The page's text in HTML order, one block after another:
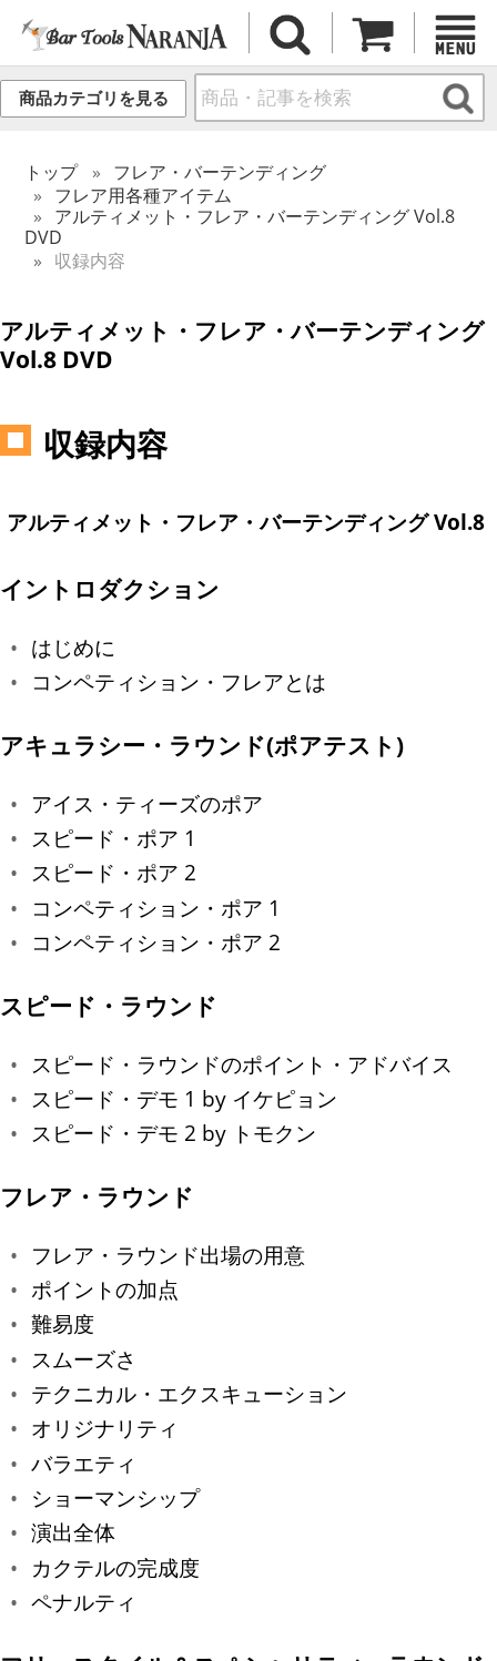
商品カテゴリを見る
トップ
フレア・バーテンディング
フレア用各種アイテム
アルティメット・フレア・バーテンディング Vol.8
DVD
収録内容
アルティメット・フレア・バーテンディング
Vol.8 DVD
収録内容
アルティメット・フレア・バーテンディング Vol.8
イントロダクション
はじめに
コンペティション・フレアとは
アキュラシー・ラウンド(ポアテスト)
アイス・ティーズのポア
スピード・ポア 1
スピード・ポア 2
コンペティション・ポア 1
コンペティション・ポア 2
スピード・ラウンド
スピード・ラウンドのポイント・アドバイス
スピード・デモ 1 by イケピョン
スピード・デモ 2 by トモクン
フレア・ラウンド
フレア・ラウンド出場の用意
ポイントの加点
難易度
スムーズさ
テクニカル・エクスキューション
オリジナリティ
バラエティ
ショーマンシップ
演出全体
カクテルの完成度
ペナルティ